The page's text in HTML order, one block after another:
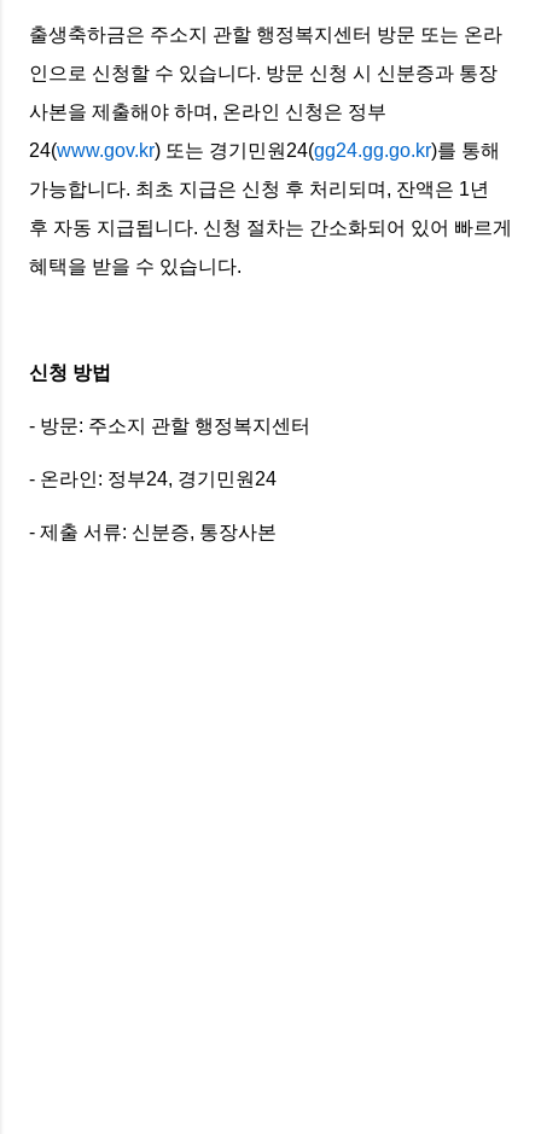
출생축하금은 주소지 관할 행정복지센터 방문 또는 온라
인으로 신청할 수 있습니다. 방문 신청 시 신분증과 통장
사본을 제출해야 하며, 온라인 신청은 정부
24(www.gov.kr) 또는 경기민원24(gg24.gg.go.kr)를 통해
가능합니다. 최초 지급은 신청 후 처리되며, 잔액은 1년
후 자동 지급됩니다. 신청 절차는 간소화되어 있어 빠르게
혜택을 받을 수 있습니다.
신청 방법
- 방문: 주소지 관할 행정복지센터
- 온라인: 정부24, 경기민원24
- 제출 서류: 신분증, 통장사본